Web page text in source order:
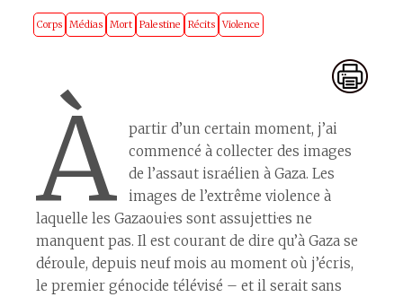
Corps Médias Mort Palestine Récits Violence
À
partir d’un certain moment, j’ai
commencé à collecter des images
de l’assaut israélien à Gaza. Les
images de l’extrême violence à
laquelle les Gazaoui·es sont assujetti·es ne
manquent pas. Il est courant de dire qu’à Gaza se
déroule, depuis neuf mois au moment où j’écris,
le premier génocide télévisé – et il serait sans